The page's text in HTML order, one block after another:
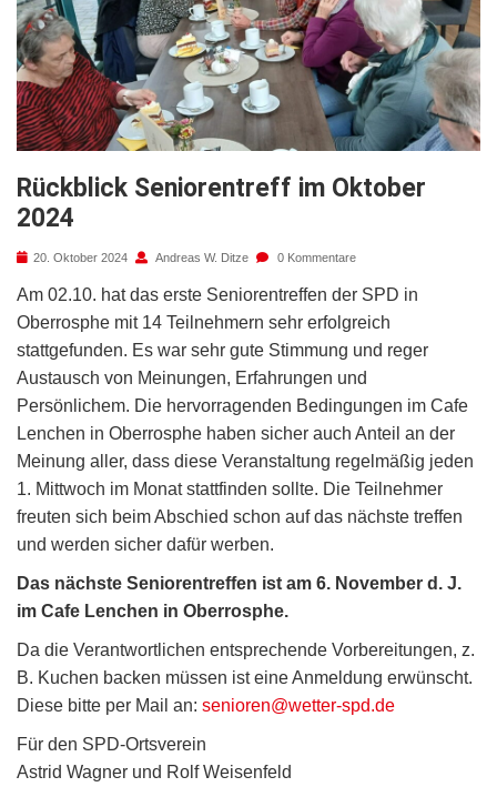
Rückblick Seniorentreff im Oktober
2024
20. Oktober 2024 Andreas W. Ditze 0 Kommentare
Am 02.10. hat das erste Seniorentreffen der SPD in
Oberrosphe mit 14 Teilnehmern sehr erfolgreich
stattgefunden. Es war sehr gute Stimmung und reger
Austausch von Meinungen, Erfahrungen und
Persönlichem. Die hervorragenden Bedingungen im Cafe
Lenchen in Oberrosphe haben sicher auch Anteil an der
Meinung aller, dass diese Veranstaltung regelmäßig jeden
1. Mittwoch im Monat stattfinden sollte. Die Teilnehmer
freuten sich beim Abschied schon auf das nächste treffen
und werden sicher dafür werben.
Das nächste Seniorentreffen ist am 6. November d. J.
im Cafe Lenchen in Oberrosphe.
Da die Verantwortlichen entsprechende Vorbereitungen, z.
B. Kuchen backen müssen ist eine Anmeldung erwünscht.
Diese bitte per Mail an: senioren@wetter-spd.de
Für den SPD-Ortsverein
Astrid Wagner und Rolf Weisenfeld